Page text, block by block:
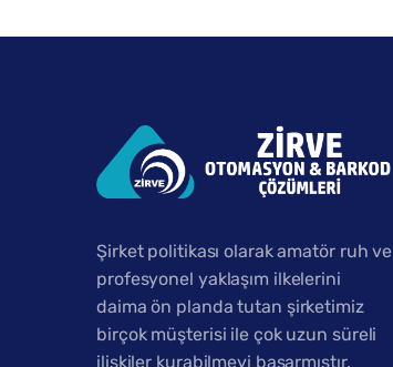
Şirket politikası olarak amatör ruh ve
profesyonel yaklaşım ilkelerini
daima ön planda tutan şirketimiz
birçok müşterisi ile çok uzun süreli
ilişkiler kurabilmeyi başarmıştır.